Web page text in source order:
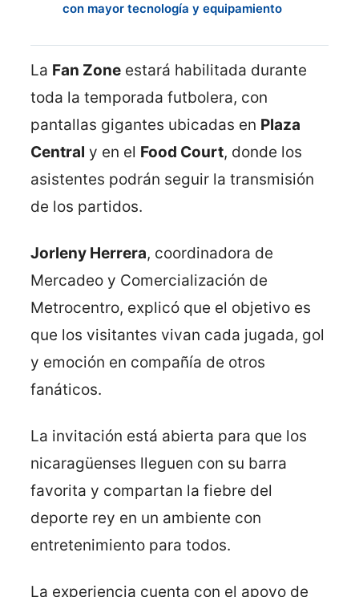
con mayor tecnología y equipamiento
La Fan Zone estará habilitada durante
toda la temporada futbolera, con
pantallas gigantes ubicadas en Plaza
Central y en el Food Court, donde los
asistentes podrán seguir la transmisión
de los partidos.
Jorleny Herrera, coordinadora de
Mercadeo y Comercialización de
Metrocentro, explicó que el objetivo es
que los visitantes vivan cada jugada, gol
y emoción en compañía de otros
fanáticos.
La invitación está abierta para que los
nicaragüenses lleguen con su barra
favorita y compartan la fiebre del
deporte rey en un ambiente con
entretenimiento para todos.
La experiencia cuenta con el apoyo de